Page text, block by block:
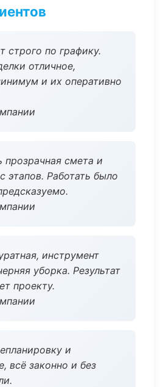
строго по графику.
отличное,
и их оперативно
прозрачная смета и
этапов. Работать было
инструмент
уборка. Результат
проекту.
и
всё законно и без